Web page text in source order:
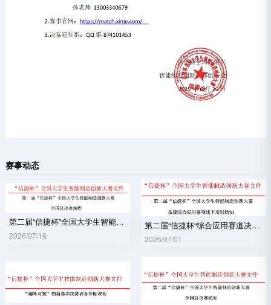
赛事动态
第二届“信捷杯”全国大学生智能制造创新大赛 全国总决赛规程
2026/07/16
第二届“信捷杯“综合应用赛道决赛培训通知
2026/07/01